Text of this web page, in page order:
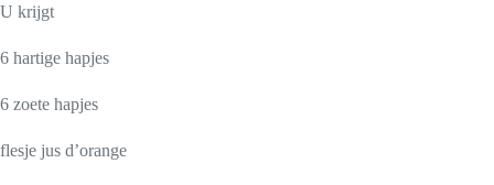
U krijgt
6 hartige hapjes
6 zoete hapjes
flesje jus d’orange